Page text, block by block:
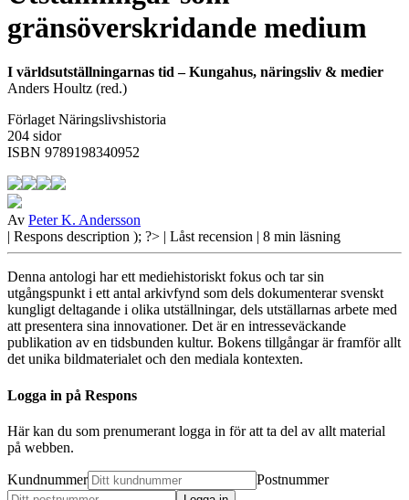
gränsöverskridande medium
I världsutställningarnas tid – Kungahus, näringsliv & medier
Anders Houltz (red.)
Förlaget Näringslivshistoria
204 sidor
ISBN 9789198340952
Av Peter K. Andersson
| Respons description ); ?> | Låst recension | 8 min läsning
Denna antologi har ett mediehistoriskt fokus och tar sin
utgångspunkt i ett antal arkivfynd som dels dokumenterar svenskt
kungligt deltagande i olika utställningar, dels utställarnas arbete med
att presentera sina innovationer. Det är en intresseväckande
publikation av en tidsbunden kultur. Bokens tillgångar är framför allt
det unika bildmaterialet och den mediala kontexten.
Logga in på Respons
Här kan du som prenumerant logga in för att ta del av allt material
på webben.
Kundnummer Postnummer